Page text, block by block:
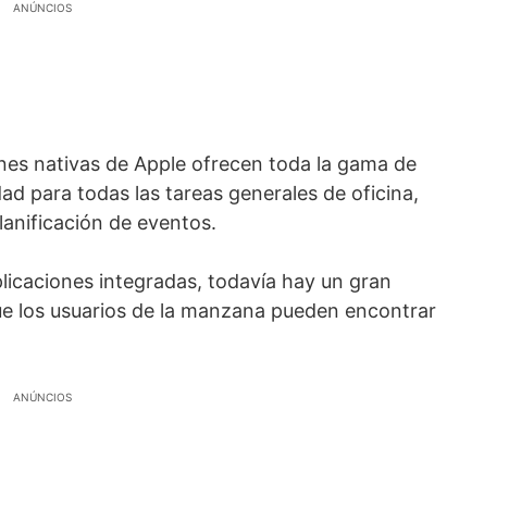
ANÚNCIOS
nativas de Apple ofrecen toda la gama de
para todas las tareas generales de oficina,
de eventos.
integradas, todavía hay un gran
los usuarios de la manzana pueden encontrar
ANÚNCIOS